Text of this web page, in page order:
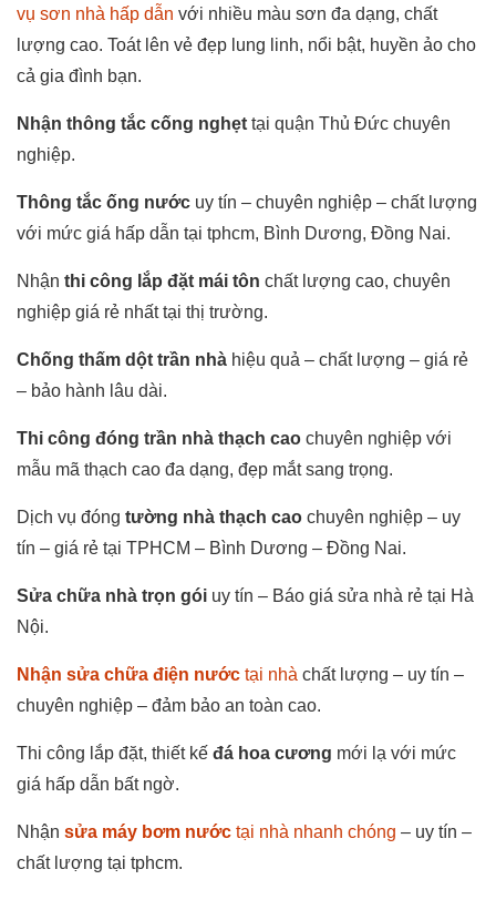
vụ sơn nhà hấp dẫn với nhiều màu sơn đa dạng, chất
lượng cao. Toát lên vẻ đẹp lung linh, nổi bật, huyền ảo cho
cả gia đình bạn.
Nhận thông tắc cống nghẹt tại quận Thủ Đức chuyên
nghiệp.
Thông tắc ống nước uy tín – chuyên nghiệp – chất lượng
với mức giá hấp dẫn tại tphcm, Bình Dương, Đồng Nai.
Nhận thi công lắp đặt mái tôn chất lượng cao, chuyên
nghiệp giá rẻ nhất tại thị trường.
Chống thấm dột trần nhà hiệu quả – chất lượng – giá rẻ
– bảo hành lâu dài.
Thi công đóng trần nhà thạch cao chuyên nghiệp với
mẫu mã thạch cao đa dạng, đẹp mắt sang trọng.
Dịch vụ đóng tường nhà thạch cao chuyên nghiệp – uy
tín – giá rẻ tại TPHCM – Bình Dương – Đồng Nai.
Sửa chữa nhà trọn gói uy tín – Báo giá sửa nhà rẻ tại Hà
Nội.
Nhận sửa chữa điện nước tại nhà chất lượng – uy tín –
chuyên nghiệp – đảm bảo an toàn cao.
Thi công lắp đặt, thiết kế đá hoa cương mới lạ với mức
giá hấp dẫn bất ngờ.
Nhận sửa máy bơm nước tại nhà nhanh chóng – uy tín –
chất lượng tại tphcm.